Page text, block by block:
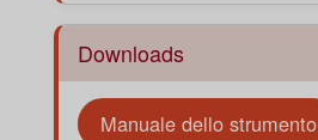
Downloads
Manuale dello strumento